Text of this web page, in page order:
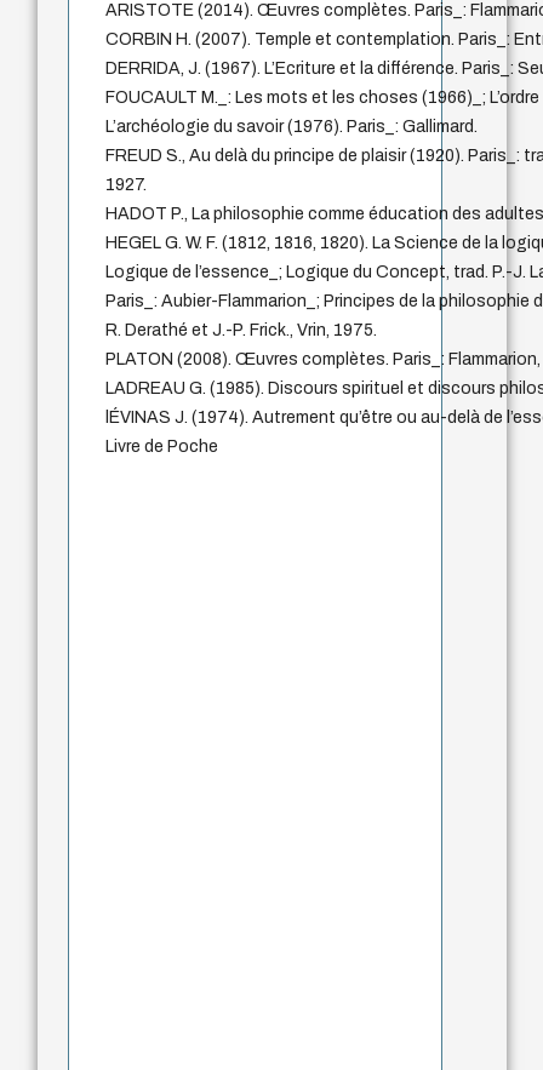
ARISTOTE (2014). Œuvres complètes. Paris_:
CORBIN H. (2007). Temple et contemplation. Paris_:
DERRIDA, J. (1967). L’Ecriture et la différence. Paris_:
FOUCAULT M._: Les mots et les choses (1966)_;
L’archéologie du savoir (1976). Paris_: Gallimard.
FREUD S., Au delà du principe de plaisir (1920). Paris_:
1927.
HADOT P., La philosophie comme éducation des
HEGEL G. W. F. (1812, 1816, 1820). La Science de la
Logique de l’essence_; Logique du Concept, trad. P.-J.
Paris_: Aubier-Flammarion_; Principes de la philosophie
R. Derathé et J.-P. Frick., Vrin, 1975.
PLATON (2008). Œuvres complètes. Paris_:
LADREAU G. (1985). Discours spirituel et discours
lÉVINAS J. (1974). Autrement qu’être ou au-delà de
Livre de Poche